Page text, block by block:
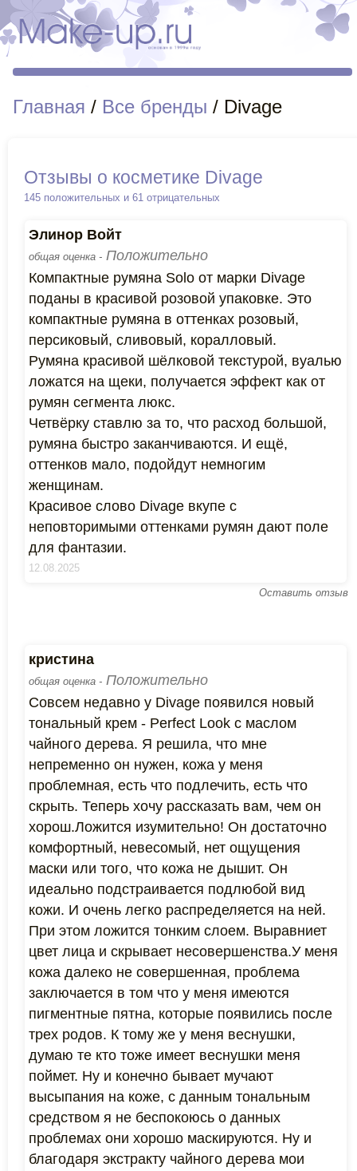
Главная / Все бренды / Divage
Отзывы о косметике Divage
145 положительных и 61 отрицательных
Элинор Войт
общая оценка - Положительно
Компактные румяна Solo от марки Divage
поданы в красивой розовой упаковке. Это
компактные румяна в оттенках розовый,
персиковый, сливовый, коралловый.
Румяна красивой шёлковой текстурой, вуалью
ложатся на щеки, получается эффект как от
румян сегмента люкс.
Четвёрку ставлю за то, что расход большой,
румяна быстро заканчиваются. И ещё,
оттенков мало, подойдут немногим
женщинам.
Красивое слово Divage вкупе с
неповторимыми оттенками румян дают поле
для фантазии.
12.08.2025
Оставить отзыв
кристина
общая оценка - Положительно
Совсем недавно у Divage появился новый
тональный крем - Perfect Look с маслом
чайного дерева. Я решила, что мне
непременно он нужен, кожа у меня
проблемная, есть что подлечить, есть что
скрыть. Теперь хочу рассказать вам, чем он
хорош.Ложится изумительно! Он достаточно
комфортный, невесомый, нет ощущения
маски или того, что кожа не дышит. Он
идеально подстраивается подлюбой вид
кожи. И очень легко распределяется на ней.
При этом ложится тонким слоем. Выравниет
цвет лица и скрывает несовершенства.У меня
кожа далеко не совершенная, проблема
заключается в том что у меня имеются
пигментные пятна, которые появились после
трех родов. К тому же у меня веснушки,
думаю те кто тоже имеет веснушки меня
поймет. Ну и конечно бывает мучают
высыпания на коже, с данным тональным
средством я не беспокоюсь о данных
проблемах они хорошо маскируются. Ну и
благодаря экстракту чайного дерева мои